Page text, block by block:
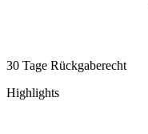
30 Tage Rückgaberecht
Highlights